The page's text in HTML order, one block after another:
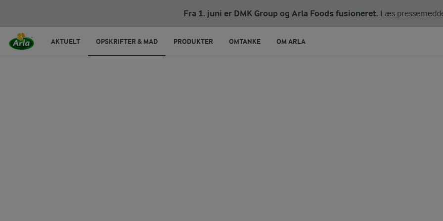
Fra 1. juni er DMK Group og Arla Foods fusioneret. Læs
AKTUELT OPSKRIFTER & MAD PRODUKTER OMTANKE OM ARLA